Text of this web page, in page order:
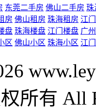
东莞二手房 佛山二手房 珠
房 佛山租房 珠海租房 江
盘 珠海楼盘 江门楼盘 广
区 佛山小区 珠海小区 江
所有 All